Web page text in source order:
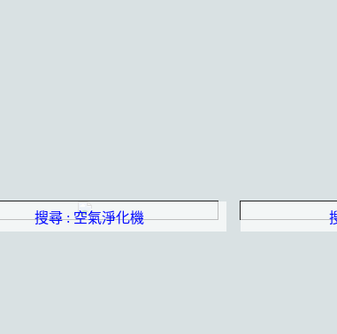
搜尋 : 空氣淨化機